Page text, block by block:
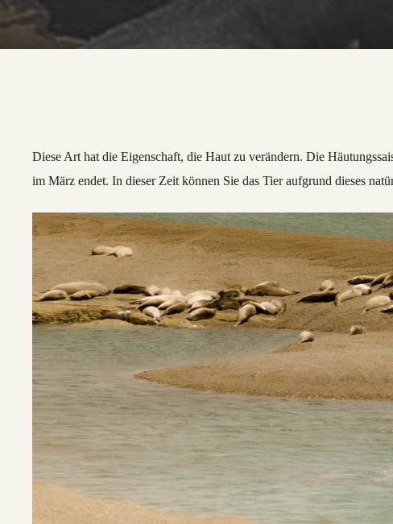
Diese Art hat die Eigenschaft, die Haut zu verändern. Die
im März endet. In dieser Zeit können Sie das Tier aufgrund dieses